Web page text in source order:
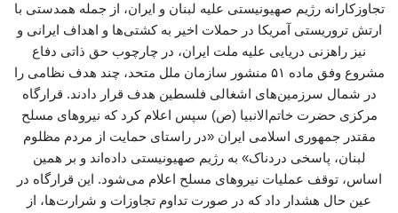
تجاوزکارانه رژیم صهیونیستی علیه لبنان و ایران، از جمله همدستی با
ارتش تروریستی آمریکا در حملات اخیر به کشتی‌ها و اهداف ایرانی و
نیز راهزنی دریایی علیه ملت ایران، در چارچوب حق ذاتی دفاع
مشروع وفق ماده ۵۱ منشور سازمان ملل متحد، چند هدف نظامی را
در شمال سرزمین‌های اشغالی فلسطین هدف قرار دادند. قرارگاه
مرکزی حضرت خاتم‌الانبیا (ص) سپس اعلام کرد که نیروهای مسلح
مقتدر جمهوری اسلامی ایران «در راستای حمایت از مردم مظلوم
لبنان، پاسخی دردناک» به رژیم صهیونیستی داده‌اند و بر همین
اساس، توقف عملیات نیروهای مسلح اعلام می‌شود. این قرارگاه در
عین حال هشدار داد که در صورت تداوم تجاوزات و شرارت‌ها، از